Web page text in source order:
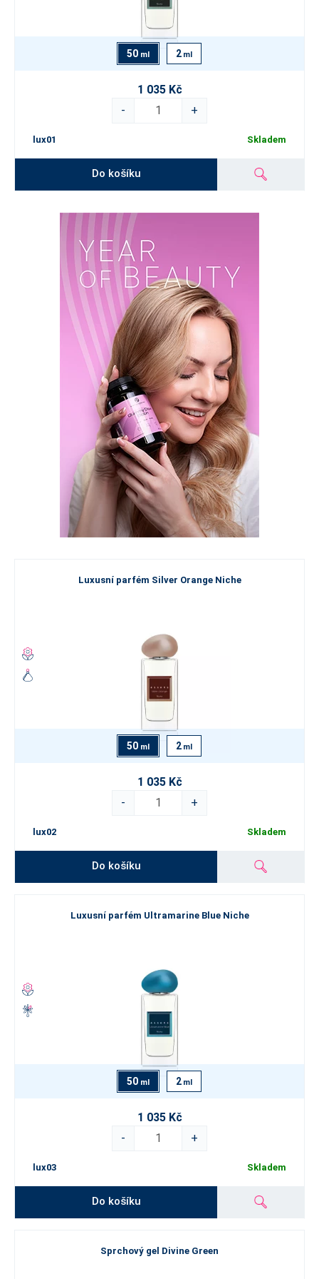
svět vzpomínek a unesou vás na vonném oblaku vlastní fantazie.
50 ml 2 ml
1 035 Kč
-
+
lux01 Skladem
Do košíku
Luxusní parfém Silver Orange Niche
50 ml 2 ml
1 035 Kč
-
+
lux02 Skladem
Do košíku
Luxusní parfém Ultramarine Blue Niche
50 ml 2 ml
1 035 Kč
-
+
lux03 Skladem
Do košíku
Sprchový gel Divine Green